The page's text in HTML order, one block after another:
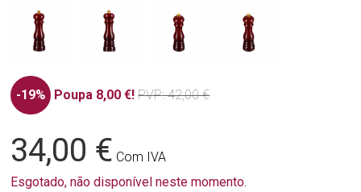
-19% Poupa 8,00 €! PVP: 42,00 €
34,00 € Com IVA
Esgotado, não disponível neste momento.